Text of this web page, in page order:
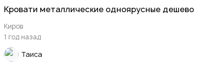
Кровати металлические одноярусные дешево
Киров
1 год назад
Таиса